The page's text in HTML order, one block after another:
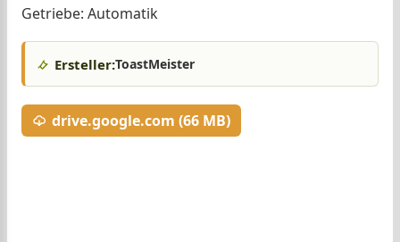
Getriebe: Automatik
Ersteller:ToastMeister
drive.google.com (66 MB)